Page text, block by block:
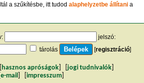
a szűkítésbe, itt tudodalaphelyzetbe állítani a
jelszó:
tárolás
[regisztráció]
hasznos apróságok jogi tudnivalók
e-mail impresszum]